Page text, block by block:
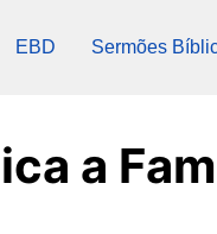
EBD Sermões
a